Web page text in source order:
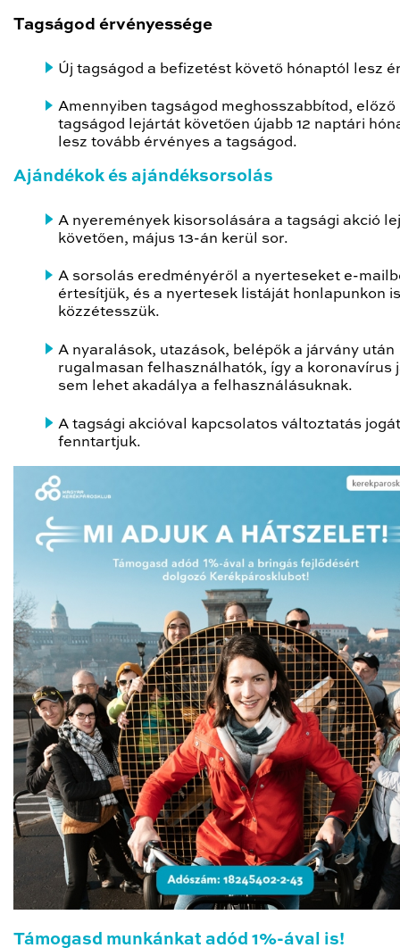
Tagságod érvényessége
Új tagságod a befizetést követő hónaptól lesz
Amennyiben tagságod meghosszabbítod, előző
tagságod lejártát követően újabb 12 naptári
lesz tovább érvényes a tagságod.
Ajándékok és ajándéksorsolás
A nyeremények kisorsolására a tagsági akció
követően, május 13-án kerül sor.
A sorsolás eredményéről a nyerteseket e-
értesítjük, és a nyertesek listáját honlapunkon is
közzétesszük.
A nyaralások, utazások, belépők a járvány után
rugalmasan felhasználhatók, így a koronavírus
sem lehet akadálya a felhasználásuknak.
A tagsági akcióval kapcsolatos változtatás jogát
fenntartjuk.
Támogasd munkánkat adód 1%-ával is!